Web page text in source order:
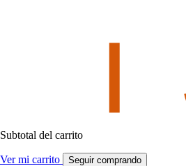
Subtotal del carrito
Ver mi carrito Seguir comprando